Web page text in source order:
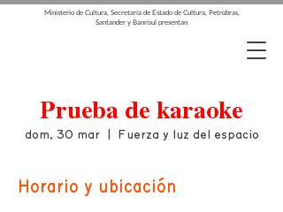
Ministerio de Cultura, Secretaría de Estado de Cultura, Petrobras,
Santander y Banrisul presentan
Prueba de karaoke
dom, 30 mar
  |
Fuerza y luz del espacio
Horario y ubicación